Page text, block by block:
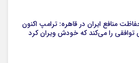
منافع ایران در قاهره: ترامپ اکنون
توافقی را می‌کند که خودش ویران کرد